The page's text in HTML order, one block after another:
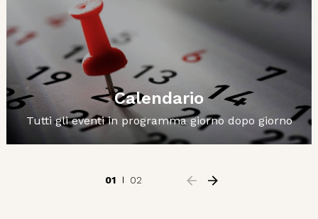
Calendario
Tutti gli eventi in programma giorno dopo giorno
01 02